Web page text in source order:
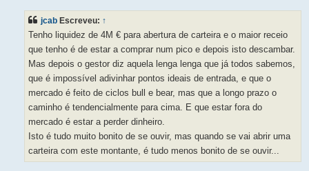
jcab Escreveu: ↑
Tenho liquidez de 4M € para abertura de carteira e o maior receio
que tenho é de estar a comprar num pico e depois isto descambar.
Mas depois o gestor diz aquela lenga lenga que já todos sabemos,
que é impossível adivinhar pontos ideais de entrada, e que o
mercado é feito de ciclos bull e bear, mas que a longo prazo o
caminho é tendencialmente para cima. E que estar fora do
mercado é estar a perder dinheiro.
Isto é tudo muito bonito de se ouvir, mas quando se vai abrir uma
carteira com este montante, é tudo menos bonito de se ouvir...